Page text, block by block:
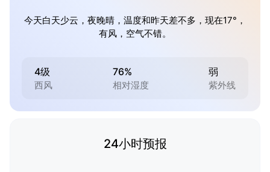
今天白天少云，夜晚晴，温度和昨天差不多，现在17°，
有风，空气不错。
4级
西风
76%
相对湿度
弱
紫外线
24小时预报